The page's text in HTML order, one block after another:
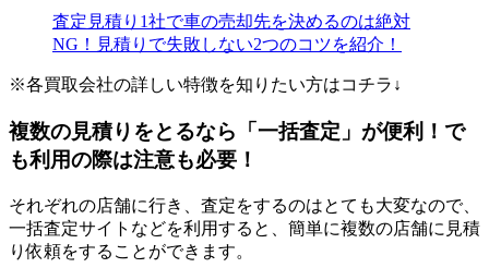
査定見積り1社で車の売却先を決めるのは絶対
NG！見積りで失敗しない2つのコツを紹介！
※各買取会社の詳しい特徴を知りたい方はコチラ↓
複数の見積りをとるなら「一括査定」が便利！で
も利用の際は注意も必要！
それぞれの店舗に行き、査定をするのはとても大変なので、
一括査定サイトなどを利用すると、簡単に複数の店舗に見積
り依頼をすることができます。